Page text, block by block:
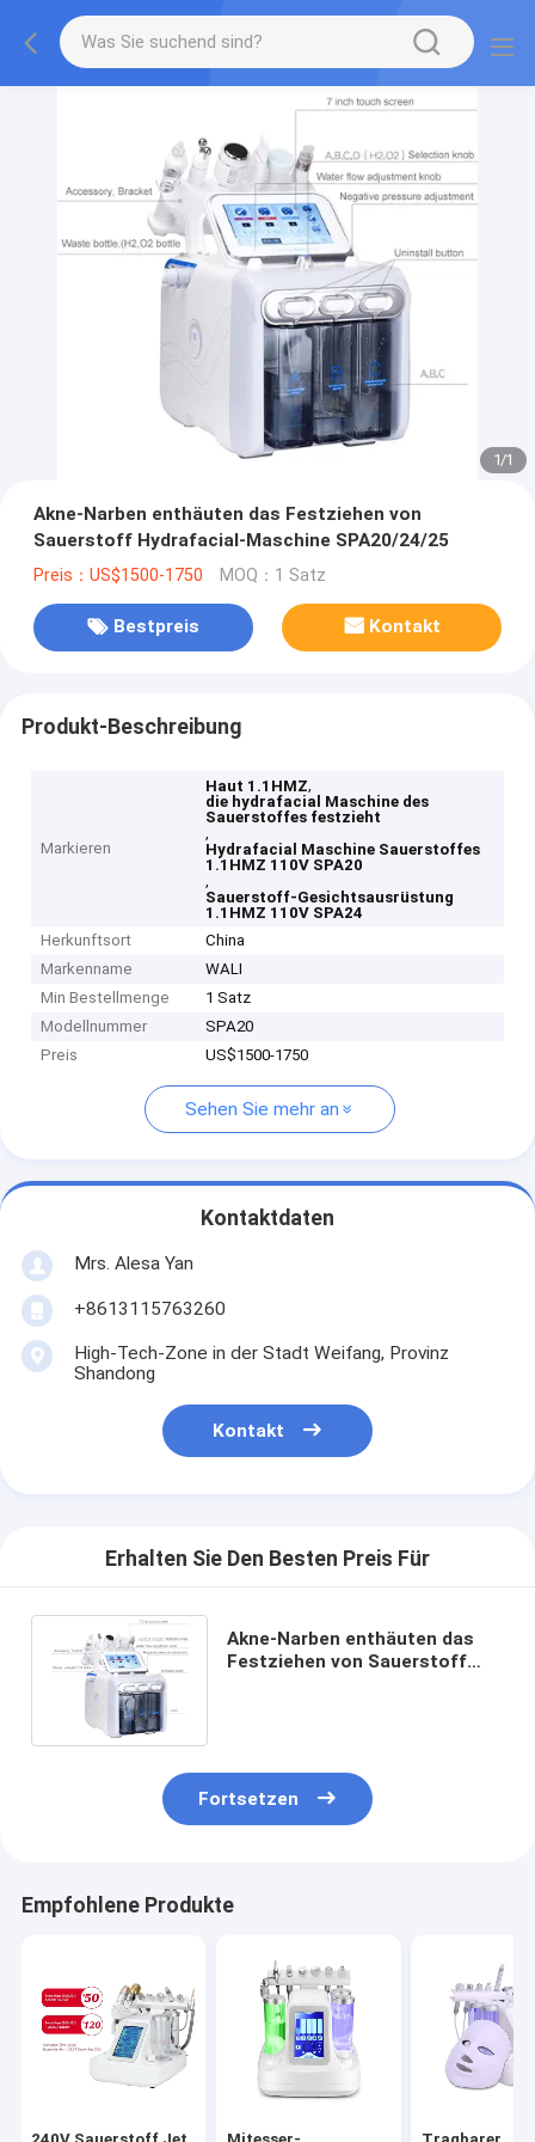
1/1
Akne-Narben enthäuten das Festziehen von
Sauerstoff Hydrafacial-Maschine SPA20/24/25
Preis：US$1500-1750 MOQ：1 Satz
Bestpreis Kontakt
Produkt-Beschreibung
Markieren
Haut 1.1HMZ,
die hydrafacial Maschine des
Sauerstoffes festzieht
,
Hydrafacial Maschine Sauerstoffes
1.1HMZ 110V SPA20
,
Sauerstoff-Gesichtsausrüstung
1.1HMZ 110V SPA24
Herkunftsort
China
Markenname
WALI
Min Bestellmenge
1 Satz
Modellnummer
SPA20
Preis
US$1500-1750
Sehen Sie mehr an
Kontaktdaten
Mrs. Alesa Yan
+8613115763260
High-Tech-Zone in der Stadt Weifang, Provinz
Shandong
Kontakt
Erhalten Sie Den Besten Preis Für
Akne-Narben enthäuten das
Festziehen von Sauerstoff
Fortsetzen
Empfohlene Produkte